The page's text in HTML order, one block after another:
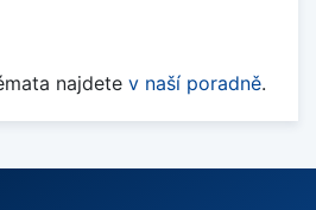
najdete v naší poradně.